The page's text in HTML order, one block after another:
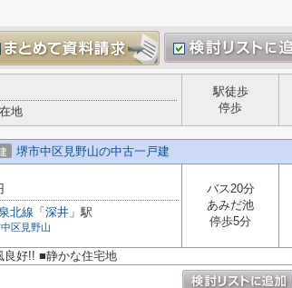
地
駅徒歩
停歩
堺市中区見野山の中古一戸建
北線 「 深井 」駅
区見野山
バス20分
あみだ池
停歩5分
良好!! ■静かな住宅地